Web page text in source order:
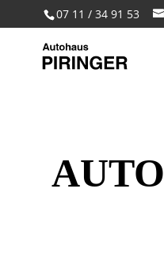
07 11 / 34 91 53